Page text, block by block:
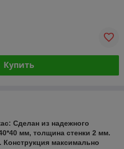
Купить
Сделан из надежного
мм, толщина стенки 2 мм.
Конструкция максимально